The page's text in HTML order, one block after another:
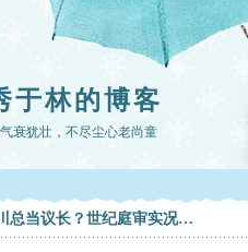
于林的博客
衰犹壮，不尽尘心老尚童
总当议长？世纪庭审实况…